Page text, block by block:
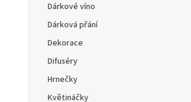
Dárkové víno
Dárková přání
Dekorace
Difuséry
Hrnečky
Květináčky